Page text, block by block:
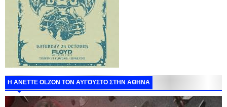
Η ANETTE OLZON ΤΟΝ ΑΥΓΟΥΣΤΟ ΣΤΗΝ ΑΘΗΝΑ